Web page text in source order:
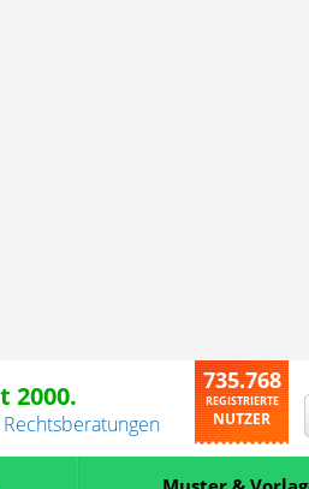
2000.
Rechtsberatungen
735.768
REGISTRIERTE
NUTZER